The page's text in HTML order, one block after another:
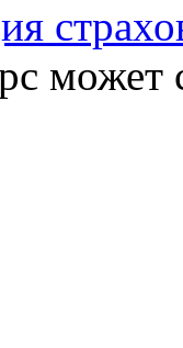
может